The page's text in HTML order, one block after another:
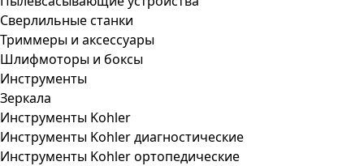
Сверлильные станки
Триммеры и аксессуары
Шлифмоторы и боксы
Инструменты
Зеркала
Инструменты Kohler
Инструменты Kohler диагностические
Инструменты Kohler ортопедические